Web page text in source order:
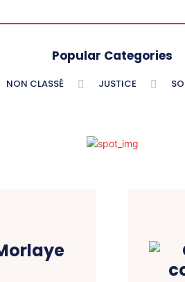
Popular Categories
NON CLASSÉ JUSTICE